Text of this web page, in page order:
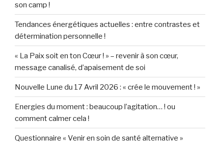
son camp !
Tendances énergétiques actuelles : entre contrastes et
détermination personnelle !
« La Paix soit en ton Cœur ! » – revenir à son cœur,
message canalisé, d’apaisement de soi
Nouvelle Lune du 17 Avril 2026 : « crée le mouvement ! »
Energies du moment : beaucoup l’agitation… ! ou
comment calmer cela !
Questionnaire « Venir en soin de santé alternative »